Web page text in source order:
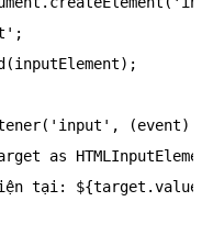
;
(inputElement) ;
( 'input' , (event)
as
tại: ${target .value